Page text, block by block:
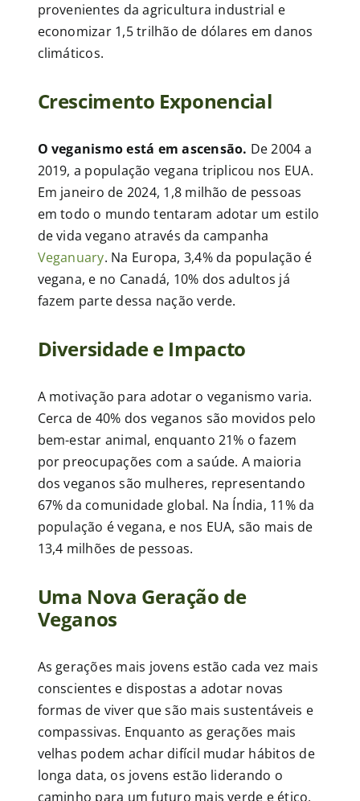
provenientes da agricultura industrial e
economizar 1,5 trilhão de dólares em danos
climáticos.
Crescimento Exponencial
O veganismo está em ascensão. De 2004 a
2019, a população vegana triplicou nos EUA.
Em janeiro de 2024, 1,8 milhão de pessoas
em todo o mundo tentaram adotar um estilo
de vida vegano através da campanha
Veganuary. Na Europa, 3,4% da população é
vegana, e no Canadá, 10% dos adultos já
fazem parte dessa nação verde.
Diversidade e Impacto
A motivação para adotar o veganismo varia.
Cerca de 40% dos veganos são movidos pelo
bem-estar animal, enquanto 21% o fazem
por preocupações com a saúde. A maioria
dos veganos são mulheres, representando
67% da comunidade global. Na Índia, 11% da
população é vegana, e nos EUA, são mais de
13,4 milhões de pessoas.
Uma Nova Geração de
Veganos
As gerações mais jovens estão cada vez mais
conscientes e dispostas a adotar novas
formas de viver que são mais sustentáveis e
compassivas. Enquanto as gerações mais
velhas podem achar difícil mudar hábitos de
longa data, os jovens estão liderando o
caminho para um futuro mais verde e ético.